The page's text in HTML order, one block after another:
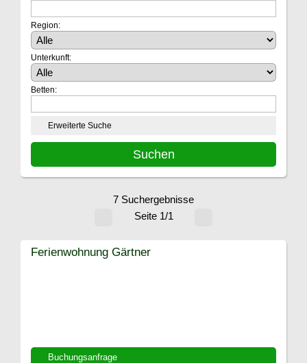
Region:
Unterkunft:
Betten:
Erweiterte Suche
7 Suchergebnisse
Seite 1/1
Buchungsanfrage
Ferienwohnung Gärtner